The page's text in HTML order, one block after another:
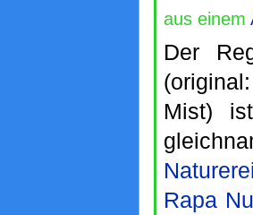
aus einem
Der
Mist)
Rapa